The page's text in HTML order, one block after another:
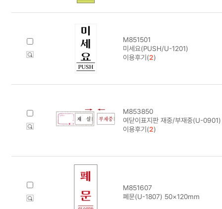
M851501
미세요(PUSH/U-1201)
이용후기(2)
M853850
여닫이표지판 재중/부재중(U-
이용후기(2)
M851607
폐문(U-1807) 50×120mm